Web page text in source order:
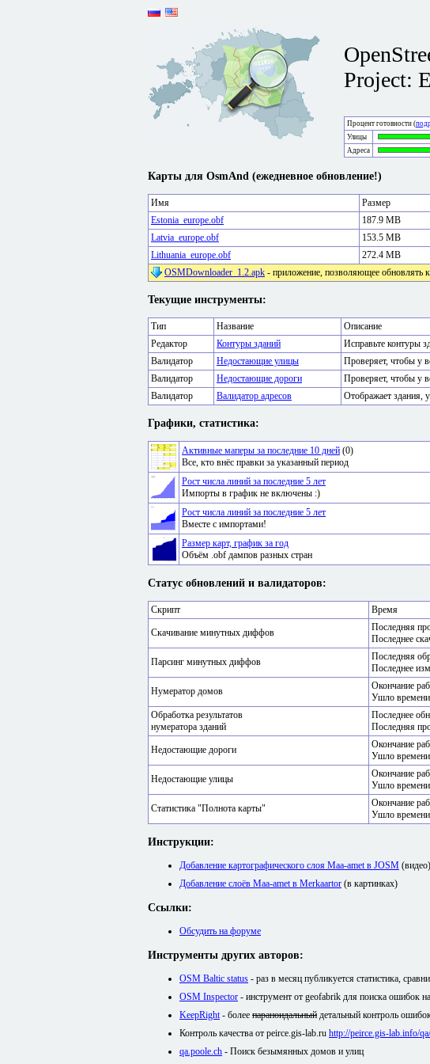
Project:
Процент готовности (
Улицы
Адреса
Карты для OsmAnd (ежедневное обновление!)
Имя Размер
Estonia_europe.obf
187.9 MB
Latvia_europe.obf
153.5 MB
Lithuania_europe.obf
272.4 MB
OSMDownloader_1.2.apk - приложение, позволяющее обновлять
Текущие инструменты:
Тип Название Описание
Редактор
Контуры зданий Исправьте контуры
Валидатор
Недостающие улицы Проверяет, чтобы у
Валидатор
Недостающие дороги Проверяет, чтобы у
Валидатор
Валидатор адресов Отображает здания,
Графики, статистика:
Активные маперы за последние 10 дней (0)
Все, кто внёс правки за указанный период
Рост числа линий за последние 5 лет
Импорты в график не включены :)
Рост числа линий за последние 5 лет
Вместе с импортами!
Размер карт, график за год
Объём .obf дампов разных стран
Статус обновлений и валидаторов:
Скрипт Время
Скачивание минутных диффов Последняя
Последнее
Парсинг минутных диффов Последняя
Последнее
Нумератор домов Окончание
Ушло
Обработка результатов
нумератора зданий
Последнее
Последняя
Недостающие дороги Окончание
Ушло
Недостающие улицы Окончание
Ушло
Статистика "Полнота карты" Окончание
Ушло
Инструкции:
Добавление картографического слоя Maa-amet в JOSM (видео)
Добавление слоёв Maa-amet в Merkaartor (в картинках)
Ссылки:
Обсудить на форуме
Инструменты других авторов:
OSM Baltic status - раз в месяц публикуется статистика,
OSM Inspector - инструмент от geofabrik для поиска ошибок
KeepRight- более параноидальный детальный контроль
Контроль качества от peirce.gis-lab.ru http://peirce.gis-lab.info/
qa.poole.ch - Поиск безымянных домов и улиц